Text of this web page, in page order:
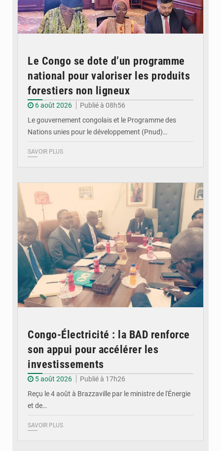
Le Congo se dote d’un programme
national pour valoriser les produits
forestiers non ligneux
6 août 2026
Publié à 08h56
Le gouvernement congolais et le Programme des
Nations unies pour le développement (Pnud)…
SAVOIR PLUS
Congo-Électricité : la BAD renforce
son appui pour accélérer les
investissements
5 août 2026
Publié à 17h26
Reçu le 4 août à Brazzaville par le ministre de l'Énergie
et de…
SAVOIR PLUS